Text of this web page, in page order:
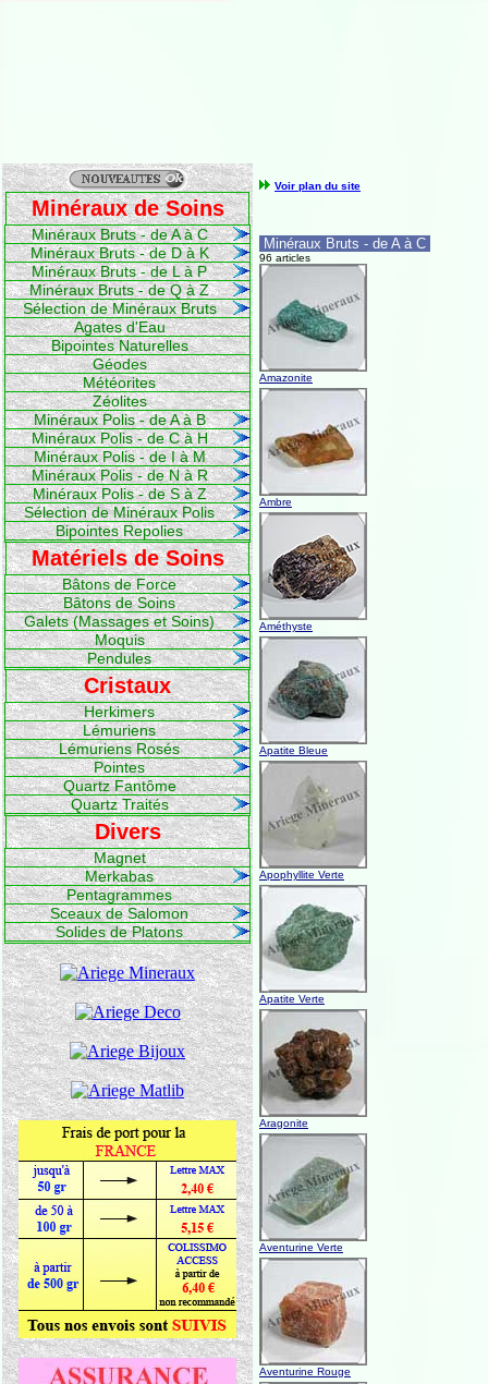
Minéraux de Soins
Minéraux Bruts - de A à C
Minéraux Bruts - de D à K
Minéraux Bruts - de L à P
Minéraux Bruts - de Q à Z
Sélection de Minéraux Bruts
Agates d'Eau
Bipointes Naturelles
Géodes
Météorites
Zéolites
Minéraux Polis - de A à B
Minéraux Polis - de C à H
Minéraux Polis - de I à M
Minéraux Polis - de N à R
Minéraux Polis - de S à Z
Sélection de Minéraux Polis
Bipointes Repolies
Matériels de Soins
Bâtons de Force
Bâtons de Soins
Galets (Massages et Soins)
Moquis
Pendules
Cristaux
Herkimers
Lémuriens
Lémuriens Rosés
Pointes
Quartz Fantôme
Quartz Traités
Divers
Magnet
Merkabas
Pentagrammes
Sceaux de Salomon
Solides de Platons
Voir plan du site
Minéraux Bruts - de A à C
96 articles
Amazonite
Ambre
Améthyste
Apatite Bleue
Apophyllite Verte
Apatite Verte
Aragonite
Aventurine Verte
Aventurine Rouge